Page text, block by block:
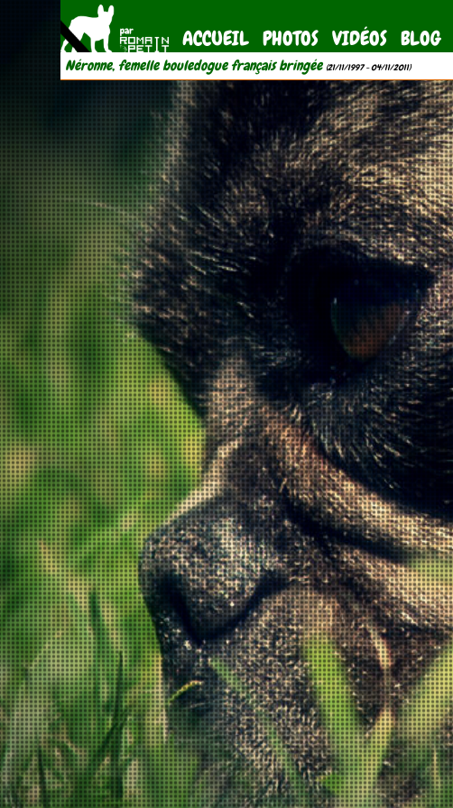
ACCUEIL PHOTOS VIDÉOS BLOG
Néronne, femelle bouledogue français bringée (21/11/1997 - 04/11/2011)